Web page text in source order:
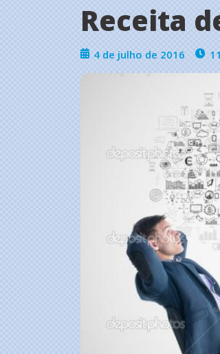
Receita
4 de julho de 2016